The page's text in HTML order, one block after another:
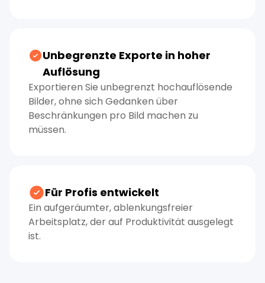
Unbegrenzte Exporte in hoher
Auflösung
Exportieren Sie unbegrenzt hochauflösende
Bilder, ohne sich Gedanken über
Beschränkungen pro Bild machen zu
müssen.
Für Profis entwickelt
Ein aufgeräumter, ablenkungsfreier
Arbeitsplatz, der auf Produktivität ausgelegt
ist.